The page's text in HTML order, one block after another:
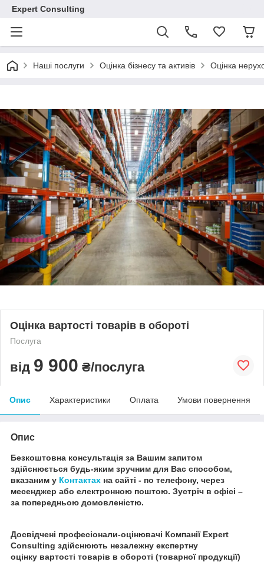
Expert Consulting
Наші послуги Оцінка бізнесу та активів Оцінка
Оцінка вартості товарів в обороті
Послуга
від 9 900 ₴/послуга
Опис Характеристики Оплата Умови повернення
Опис
Безкоштовна консультація за Вашим запитом
здійснюється будь-яким зручним для Вас способом,
вказаним у Контактах на сайті - по телефону, через
месенджер або електронною поштою. Зустріч в офісі –
за попередньою домовленістю.
Досвідчені професіонали-оцінювачі Компанії Expert
Consulting здійснюють незалежну експертну
оцінку вартості товарів в обороті (товарної продукції)